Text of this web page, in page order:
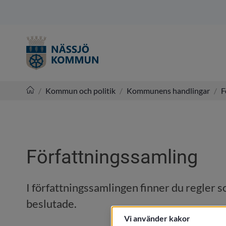
/ Kommun och politik / Kommunens handlingar /
Författningssamling
I författningssamlingen finner du regler
beslutade.
Vi använder kakor